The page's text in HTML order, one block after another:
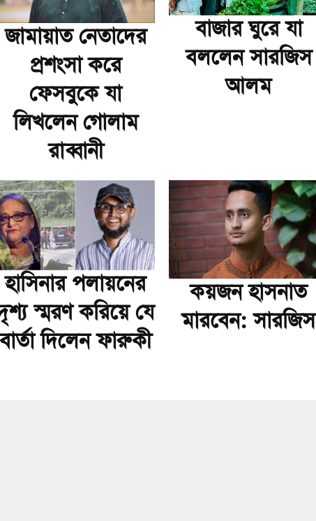
জামায়াত নেতাদের
প্রশংসা করে
ফেসবুকে যা
লিখলেন গোলাম
রাব্বানী
বাজার ঘুরে যা
বললেন সারজিস
আলম
হাসিনার পলায়নের
স্মরণ করিয়ে যে
বার্তা দিলেন ফারুকী
কয়জন হাসনাত
মারবেন: সারজিস